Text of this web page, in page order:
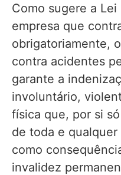
Como sugere a
empresa que
obrigatoriamente,
contra acidentes
garante a
involuntário,
física que, por si
de toda e
como
invalidez